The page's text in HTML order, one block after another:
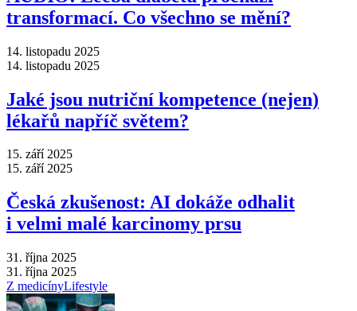
transformací. Co všechno se mění?
14. listopadu 2025
14. listopadu 2025
Jaké jsou nutriční kompetence (nejen)
lékařů napříč světem?
15. září 2025
15. září 2025
Česká zkušenost: AI dokáže odhalit
i velmi malé karcinomy prsu
31. října 2025
31. října 2025
Z medicínyLifestyle